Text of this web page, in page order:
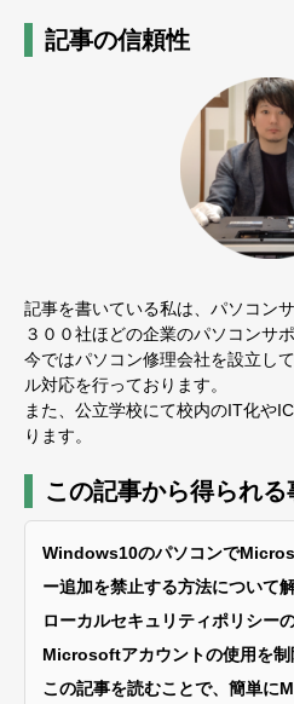
記事の信頼性
記事を書いている私は、パソコン
３００社ほどの企業のパソコンサ
今ではパソコン修理会社を設立し
ル対応を行っております。
また、公立学校にて校内のIT化や
ります。
この記事から得られる
Windows10のパソコンで
ー追加を禁止する方法について
ローカルセキュリティポリシー
Microsoftアカウントの使用を制
この記事を読むことで、簡単に